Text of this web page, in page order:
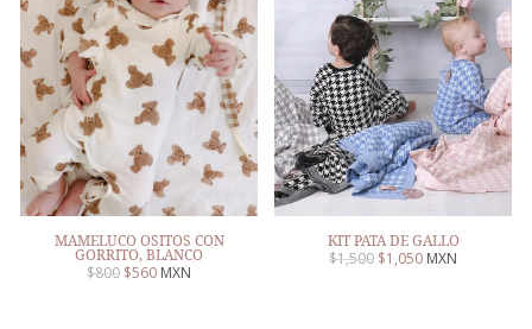
MAMELUCO OSITOS CON
GORRITO, BLANCO
$800 $560 MXN
KIT PATA DE GALLO
$1,500 $1,050 MXN